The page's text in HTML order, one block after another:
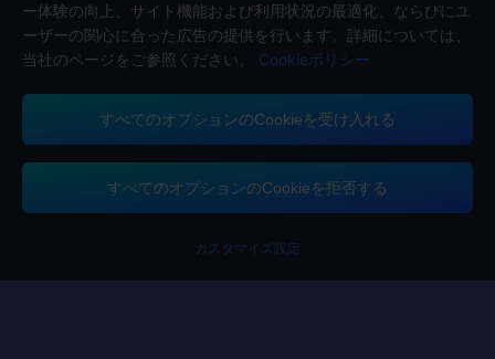
ー体験の向上、サイト機能および利用状況の最適化、ならびにユ
ーザーの関心に合った広告の提供を行います。詳細については、
当社のページをご参照ください。 Cookieポリシー
すべてのオプションのCookieを受け入れる
すべてのオプションのCookieを拒否する
カスタマイズ設定
お手伝いが必要な場合は「カスタマーサービス」をクリックして、お問い合